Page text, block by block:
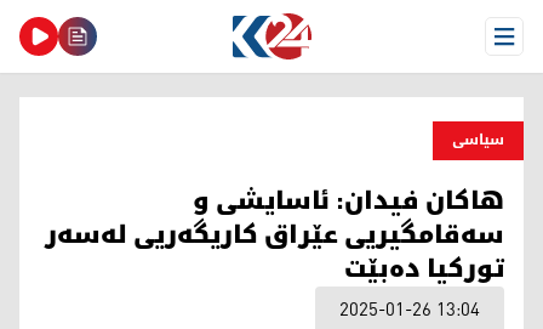
Open Menu
سیاسی
هاکان فیدان: ئاسایشی و
سەقامگیریی عێراق کاریگەریی لەسەر
تورکیا دەبێت
2025-01-26 13:04